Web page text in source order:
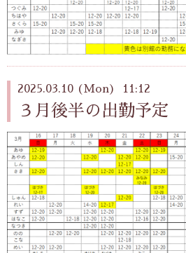
2025.03.10 (Mon) 11:12
３月後半の出勤予定